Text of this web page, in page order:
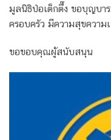
มูลนิธิป่อเต็กตึ๊ง ขอบุญบา
ครอบครัว มีความสุขควา
ขอขอบคุณผู้สนับสนุน